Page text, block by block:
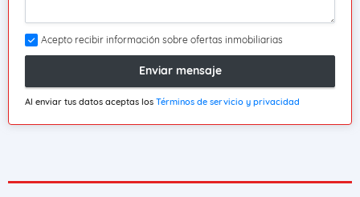
Acepto recibir información sobre ofertas inmobiliarias
Enviar mensaje
Al enviar tus datos aceptas los Términos de servicio y privacidad